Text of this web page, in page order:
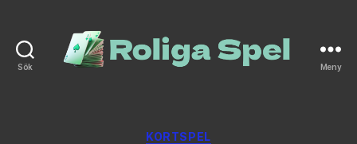
Sök Meny
Kategorier
KORTSPEL